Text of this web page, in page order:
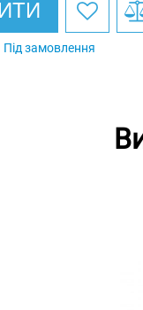
Під замовлення